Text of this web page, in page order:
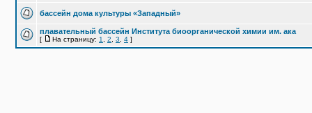
бассейн дома культуры «Западный»
плавательный бассейн Института биоорганической химии им. ака
[ На страницу: 1 2 3 4 ]